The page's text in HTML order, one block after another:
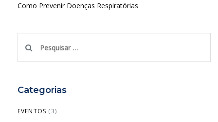
Como Prevenir Doenças Respiratórias
por:
Categorias
EVENTOS (3)